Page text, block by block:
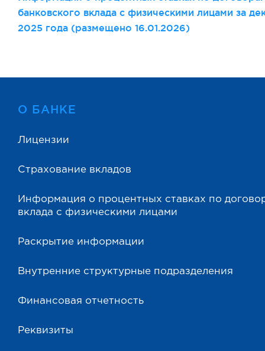
банковского вклада с физическими лицами за
2025 года (размещено 16.01.2026)
О БАНКЕ
Лицензии
Страхование вкладов
Информация о процентных ставках по
вклада с физическими лицами
Раскрытие информации
Внутренние структурные подразделения
Финансовая отчетность
Реквизиты